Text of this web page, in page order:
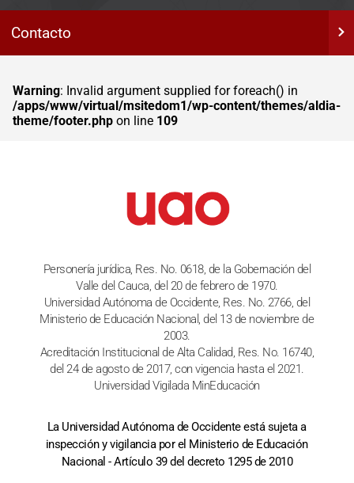
Contacto
Warning: Invalid argument supplied for foreach() in
/apps/www/virtual/msitedom1/wp-content/themes/aldia-
theme/footer.php on line 109
Personería jurídica, Res. No. 0618, de la Gobernación del
Valle del Cauca, del 20 de febrero de 1970.
Universidad Autónoma de Occidente, Res. No. 2766, del
Ministerio de Educación Nacional, del 13 de noviembre de
2003.
Acreditación Institucional de Alta Calidad, Res. No. 16740,
del 24 de agosto de 2017, con vigencia hasta el 2021.
Universidad Vigilada MinEducación
La Universidad Autónoma de Occidente está sujeta a
inspección y vigilancia por el Ministerio de Educación
Nacional - Artículo 39 del decreto 1295 de 2010